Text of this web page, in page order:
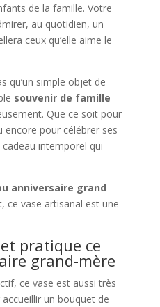
de la famille. Votre
au quotidien, un
ceux qu’elle aime le
qu’un simple objet de
souvenir de famille
Que ce soit pour
encore pour célébrer ses
intemporel qui
anniversaire grand
ce vase artisanal est une
pratique ce
grand-mère
ce vase est aussi très
un bouquet de